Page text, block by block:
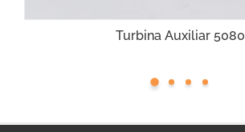
Turbina Auxiliar 5080